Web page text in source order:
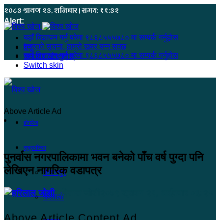
२०८३ श्रावण २३, शनिबार | समय: ११:३२
Alert:
यहाँ बिज्ञापन गर्नु परेमा ९८६८५५५७८० मा सम्पर्क गर्नुहोस
हजुरको सूचना, हाम्रो खबर बन्न सक्छ
यहाँ बिज्ञापन गर्नु परेमा ९८६८५५५७८० मा सम्पर्क गर्नुहोस
मेनू
समाचार खोज्नुहोस्
Switch skin
होमपेज
सुदूरपश्चिम
कंचनपुर
कैलाली
Above Article Ad
पुनर्वास नगरपालिकामा भवन बनेको पाँच वर्ष पुग्दा पनि
लेखिएन नागरिक वडापत्र
हरिलाल जोशी